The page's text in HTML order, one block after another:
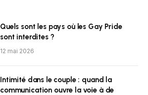
Quels sont les pays où les Gay Pride
sont interdites ?
12 mai 2026
Intimité dans le couple : quand la
communication ouvre la voie à de